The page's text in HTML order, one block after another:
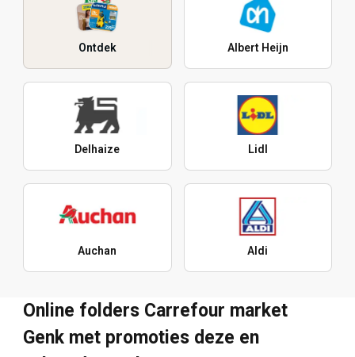
Ontdek Albert Heijn
Delhaize Lidl
Auchan Aldi
Online folders Carrefour market
Genk met promoties deze en